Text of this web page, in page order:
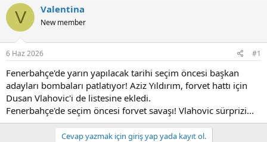
n
b
u
u
b
a
ş
l
a
t
a
ş
a
ç
a
r
i
h
i
V Valentina
New member
6 Haz 2026 #1
Fenerbahçe'de yarın yapılacak tarihi seçim öncesi başkan
adayları bombaları patlatıyor! Aziz Yıldırım, forvet hattı için
Dusan Vlahovic'i de listesine ekledi.
Fenerbahçe'de seçim öncesi forvet savaşı! Vlahovic sürprizi...
Cevap yazmak için giriş yap yada kayıt ol.